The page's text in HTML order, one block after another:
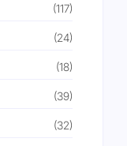
(117)
(24)
(18)
(39)
(32)